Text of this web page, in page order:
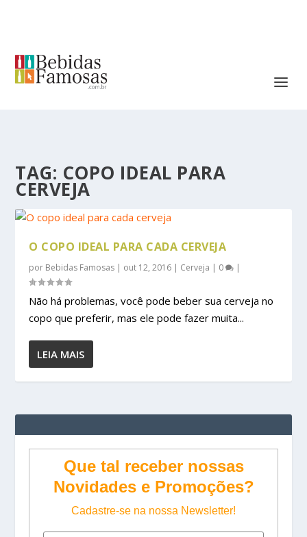
TAG: COPO IDEAL PARA
CERVEJA
O COPO IDEAL PARA CADA CERVEJA
por Bebidas Famosas | out 12, 2016 | Cerveja | 0 |
Não há problemas, você pode beber sua cerveja no
copo que preferir, mas ele pode fazer muita...
LEIA MAIS
Que tal receber nossas
Novidades e Promoções?
Cadastre-se na nossa Newsletter!